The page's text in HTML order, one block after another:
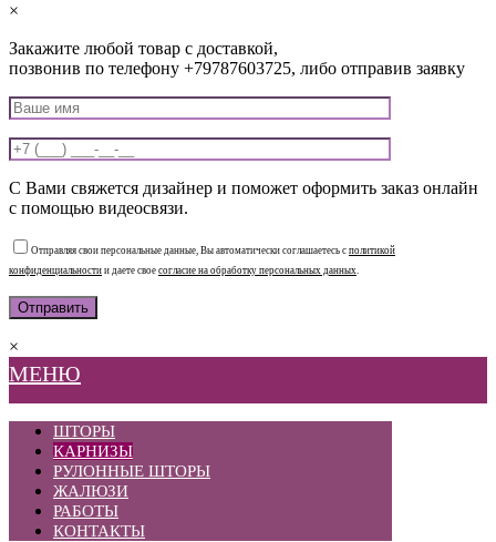
×
Закажите любой товар с доставкой,
позвонив по телефону +79787603725, либо отправив заявку
С Вами свяжется дизайнер и поможет оформить заказ онлайн
с помощью видеосвязи.
Отправляя свои персональные данные, Вы автоматически соглашаетесь с политикой
конфиденциальности и даете свое согласие на обработку персональных данных.
×
МЕНЮ
ШТОРЫ
КАРНИЗЫ
РУЛОННЫЕ ШТОРЫ
ЖАЛЮЗИ
РАБОТЫ
КОНТАКТЫ